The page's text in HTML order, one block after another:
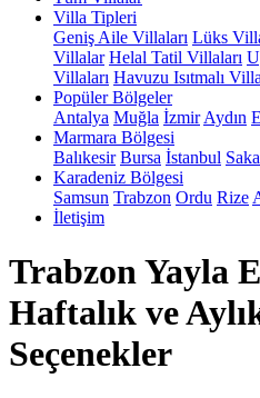
Villa Tipleri
Geniş Aile Villaları Lüks
Villalar Helal Tatil Villaları
Villaları Havuzu Isıtmalı
Popüler Bölgeler
Antalya Muğla İzmir Aydın
Marmara Bölgesi
Balıkesir Bursa İstanbul
Karadeniz Bölgesi
Samsun Trabzon Ordu Rize
İletişim
Trabzon Yayla
Haftalık ve
Seçenekler